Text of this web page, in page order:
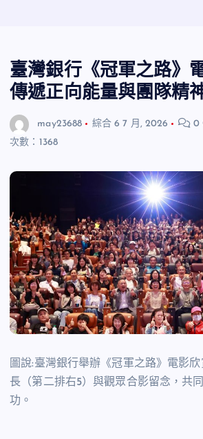
臺灣銀行《冠軍之路》
傳遞正向能量與團隊精
may23688 綜合 6 7 月, 2026 0
次數：1368
圖說:臺灣銀行舉辦《冠軍之路》電影
長（第二排右5）與觀眾合影留念，共
功。